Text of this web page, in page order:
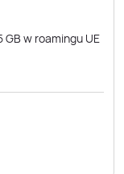
w roamingu UE